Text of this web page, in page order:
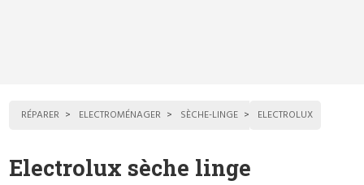
RÉPARER ELECTROMÉNAGER SÈCHE-LINGE ELECTROLUX
Electrolux sèche linge